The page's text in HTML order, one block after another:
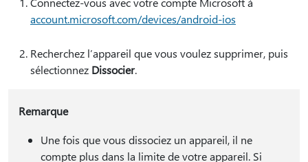
account.microsoft.com/devices/android-ios
Recherchez l’appareil que vous voulez supprimer, puis
sélectionnez Dissocier.
Remarque
Une fois que vous dissociez un appareil, il ne
compte plus dans la limite de votre appareil. Si